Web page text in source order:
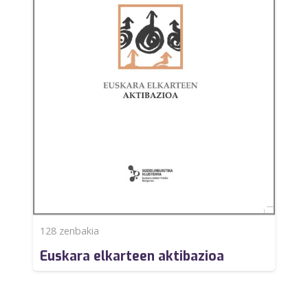
128 zenbakia
Euskara elkarteen aktibazioa